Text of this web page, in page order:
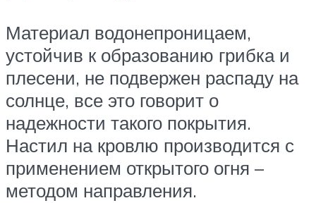
Материал водонепроницаем,
устойчив к образованию грибка и
плесени, не подвержен распаду на
солнце, все это говорит о
надежности такого покрытия.
Настил на кровлю производится с
применением открытого огня –
методом направления.